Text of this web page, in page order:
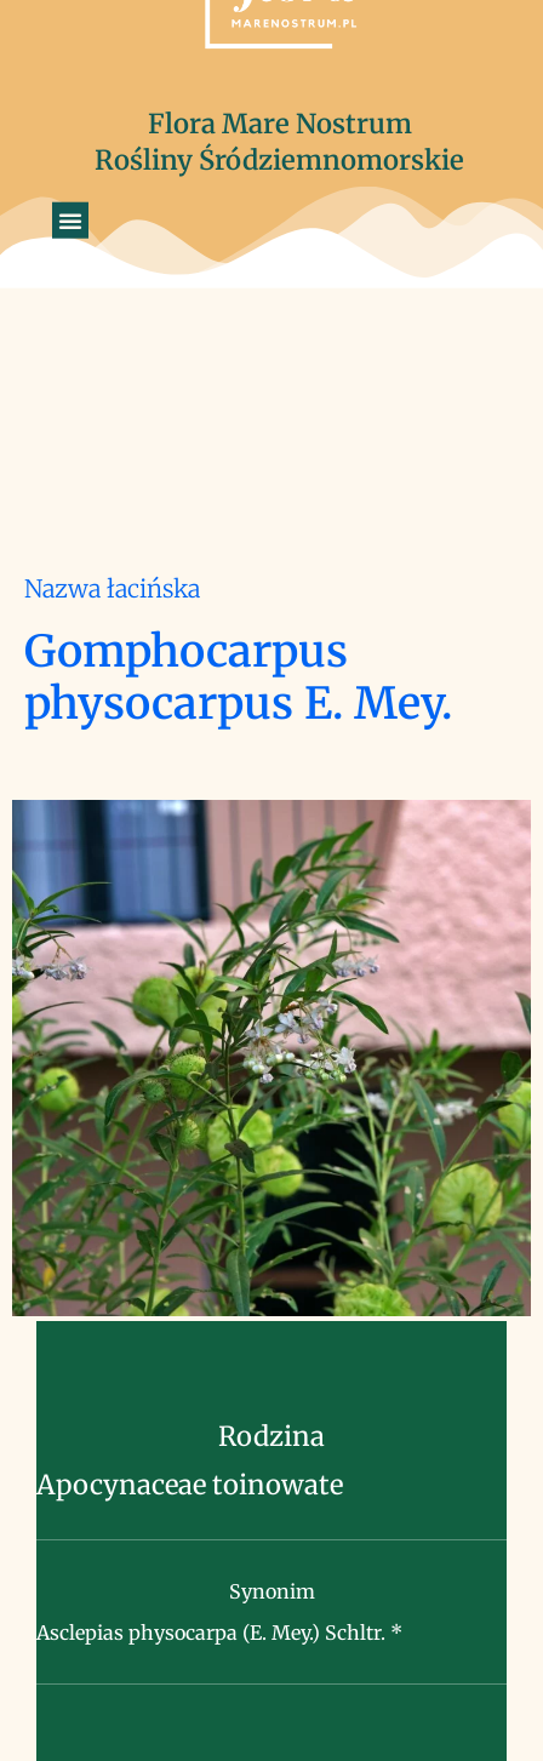
Flora Mare Nostrum
Rośliny Śródziemnomorskie
Nazwa łacińska
Gomphocarpus
physocarpus E. Mey.
Rodzina
Apocynaceae toinowate
Synonim
Asclepias physocarpa (E. Mey.) Schltr. *